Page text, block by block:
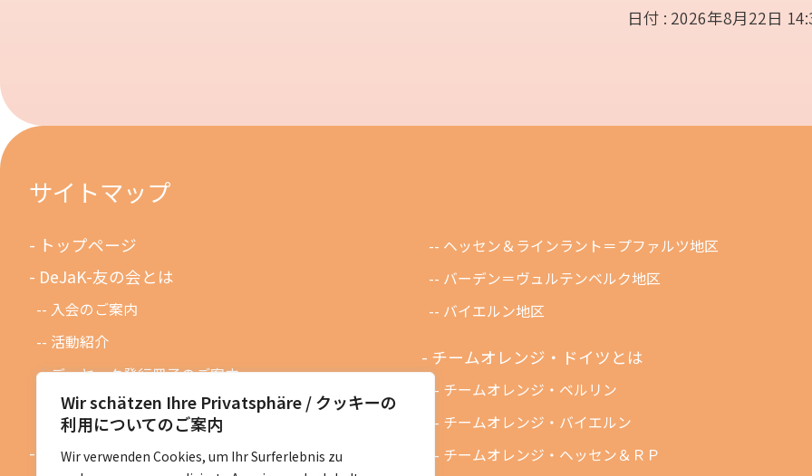
Wir schätzen Ihre Privatsphäre / クッキーの
利用についてのご案内
Wir verwenden Cookies, um Ihr Surferlebnis zu
日付 : 2026年8月22日
サイトマップ
トップページ
DeJaK-友の会とは
入会のご案内
活動紹介
デーヤック発行冊子のご案内
DeJaK友の会設立１０周年記念
お知らせ
ヘッセン＆ラインラント＝プファルツ地区
バーデン＝ヴュルテンベルク地区
バイエルン地区
チームオレンジ・ドイツとは
チームオレンジ・ベルリン
チームオレンジ・バイエルン
チームオレンジ・ヘッセン＆ＲＰ